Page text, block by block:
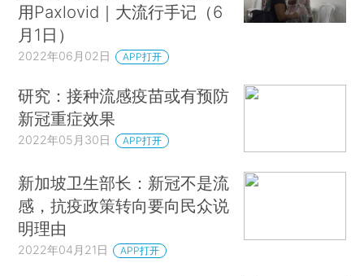
用Paxlovid｜大流行手记（6
月1日）
2022年06月02日 APP打开
研究：接种流感疫苗或有预防
新冠重症效果
2022年05月30日 APP打开
新加坡卫生部长：新冠不是流
感，抗疫政策转向要向民众说
明理由
2022年04月21日 APP打开